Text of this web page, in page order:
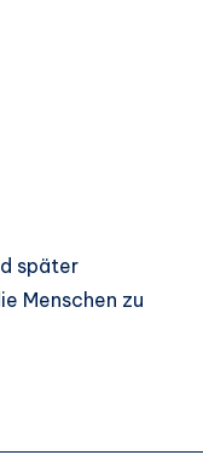
später
Menschen zu